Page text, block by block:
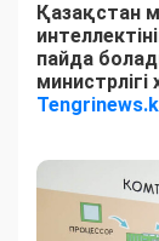
Қазақстан
пайда